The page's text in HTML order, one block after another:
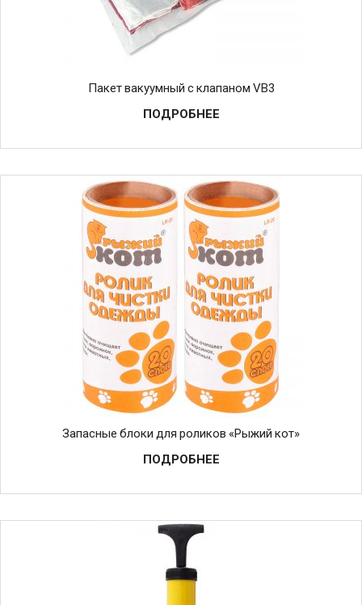
Пакет вакуумный с клапаном VB3
ПОДРОБНЕЕ
Запасные блоки для роликов «Рыжий кот»
ПОДРОБНЕЕ